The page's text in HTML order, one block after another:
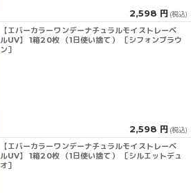
2,598 円 (税込)
【エバーカラーワンデーナチュラルモイストレーベ
ルUV】 1箱20枚 （1日使い捨て） ［シフォンブラウ
ン］
2,598 円 (税込)
【エバーカラーワンデーナチュラルモイストレーベ
ルUV】 1箱20枚 （1日使い捨て） ［シルエットデュ
オ］